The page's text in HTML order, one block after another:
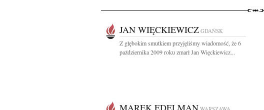
JAN WIĘCKIEWICZ GDAŃSK
Z głębokim smutkiem przyjęliśmy wiadomość, że 6
października 2009 roku zmarł Jan Więckiewicz...
MAREK EDELMAN